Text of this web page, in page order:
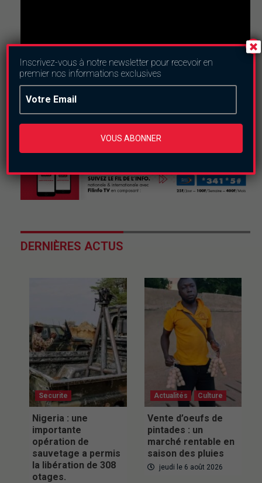
Nous suivre
DERNIÈRES ACTUS
Securite
Nigeria : une
importante
opération de
sauvetage a permis
la libération de 308
otages.
Actualités Culture
Vente d’oeufs de
pintades : un
marché rentable en
saison des pluies
jeudi le 6 août 2026
Inscrivez-vous à notre newsletter pour recevoir en
premier nos informations exclusives
VOUS ABONNER